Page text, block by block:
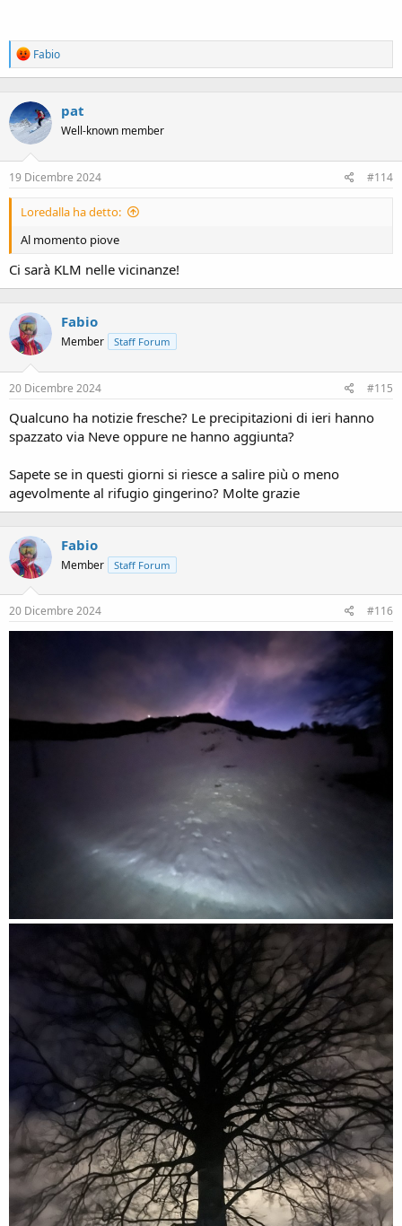
R
e
a
t
i
o
n
:
Fabio
pat
Well-known member
19 Dicembre 2024 #114
Loredalla ha detto:
Al momento piove
Ci sarà KLM nelle vicinanze!
Fabio
Member Staff Forum
20 Dicembre 2024 #115
Qualcuno ha notizie fresche? Le precipitazioni di ieri hanno
spazzato via Neve oppure ne hanno aggiunta?
Sapete se in questi giorni si riesce a salire più o meno
agevolmente al rifugio gingerino? Molte grazie
Fabio
Member Staff Forum
20 Dicembre 2024 #116